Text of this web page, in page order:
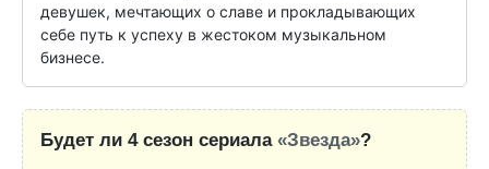
девушек, мечтающих о славе и прокладывающих
себе путь к успеху в жестоком музыкальном
бизнесе.
Будет ли 4 сезон сериала «Звезда»?